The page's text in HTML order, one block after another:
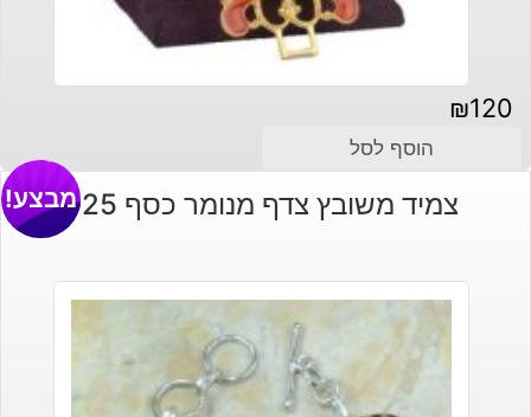
₪120
הוסף לסל
צמיד משובץ צדף מנומר כסף 925 מבצע!